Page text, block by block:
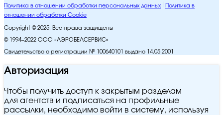
Политика в отношении обработки персональных данных
Политика в
отношении обработки Cookie
Copyright © 2025. Все права защищены
© 1994–2022 ООО «АЭРОБЕЛСЕРВИС»
Свидетельство о регистрации № 100640101 выдано 14.05.2001
Авторизация
Чтобы получить доступ к закрытым разделам
для агентств и подписаться на профильные
рассылки, необходимо войти в систему, используя